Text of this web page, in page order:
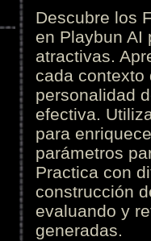
Descubre los
en Playbun AI
atractivas.
cada contexto
personalidad
efectiva.
para
parámetros
Practica con
construcción
evaluando y
generadas.